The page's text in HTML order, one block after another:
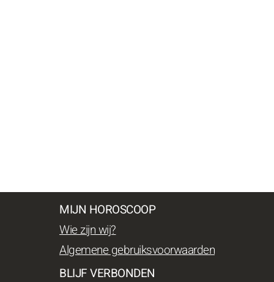
MIJN HOROSCOOP
Wie zijn wij?
Algemene gebruiksvoorwaarden
BLIJF VERBONDEN